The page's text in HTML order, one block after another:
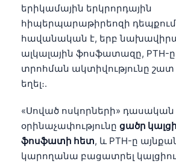
երիկամային երկրորդային
հիպերպարաթիրեոզի դեպքում,
հավանական է, երբ
ալկալային ֆոսֆատազը, PTH-
տրոհման ակտիվությունը շատ
եղել։.
«Սոված ոսկորների» դասական
օրինաչափությունը ցածր
ֆոսֆատի հետ, և PTH-ը
կարողանա բացատրել